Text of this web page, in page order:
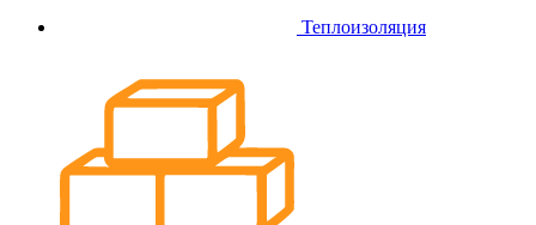
Теплоизоляция